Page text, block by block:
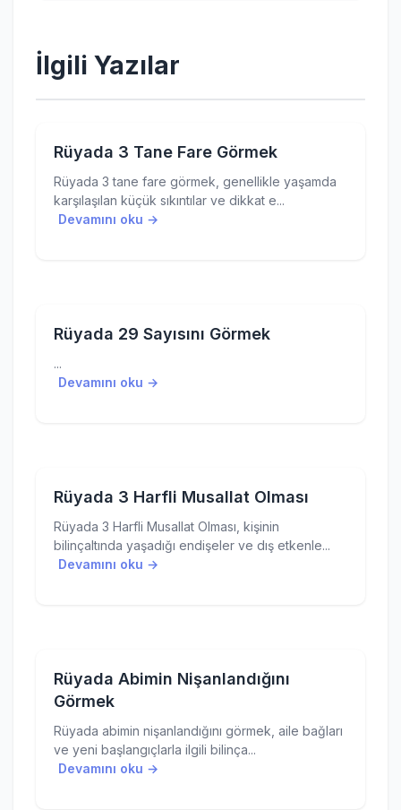
İlgili Yazılar
Rüyada 3 Tane Fare Görmek
Rüyada 3 tane fare görmek, genellikle yaşamda
karşılaşılan küçük sıkıntılar ve dikkat e...
Devamını oku →
Rüyada 29 Sayısını Görmek
...
Devamını oku →
Rüyada 3 Harfli Musallat Olması
Rüyada 3 Harfli Musallat Olması, kişinin
bilinçaltında yaşadığı endişeler ve dış etkenle...
Devamını oku →
Rüyada Abimin Nişanlandığını
Görmek
Rüyada abimin nişanlandığını görmek, aile bağları
ve yeni başlangıçlarla ilgili bilinça...
Devamını oku →